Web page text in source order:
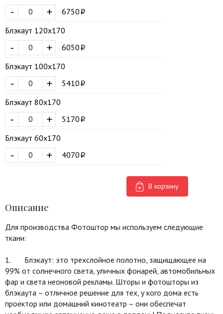
+
-
6750
Блэкаут 120х170
+
-
6050
Блэкаут 100х170
+
-
5410
Блэкаут 80х170
+
-
5170
Блэкаут 60х170
+
- 4070
В корзину
Описание
Для производства Фотоштор мы используем следующие
ткани:
1. Блэкаут: это трехслойное полотно, защищающее на
99% от солнечного света, уличных фонарей, автомобильных
фар и света неоновой рекламы. Шторы и фотошторы из
блэкаута – отличное решение для тех, у кого дома есть
проектор или домашний кинотеатр – они обеспечат